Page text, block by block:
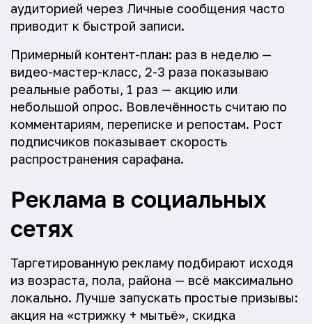
аудиторией через Личные сообщения часто
приводит к быстрой записи.
Примерный контент-план: раз в неделю —
видео-мастер-класс, 2-3 раза показываю
реальные работы, 1 раз — акцию или
небольшой опрос. Вовлечённость считаю по
комментариям, переписке и репостам. Рост
подписчиков показывает скорость
распространения сарафана.
Реклама в социальных
сетях
Таргетированную рекламу подбирают исходя
из возраста, пола, района — всё максимально
локально. Лучше запускать простые призывы:
акция на «стрижку + мытьё», скидка